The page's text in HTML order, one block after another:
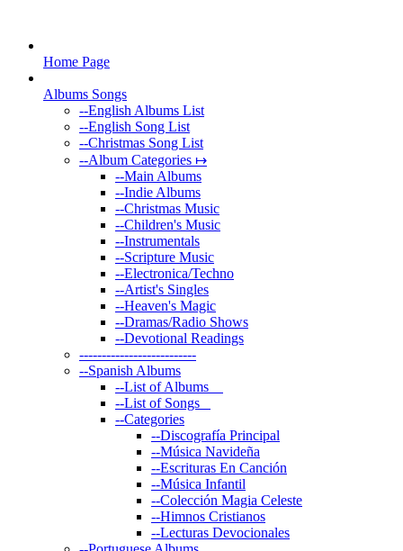
Home Page
Albums Songs
--English Albums List
--English Song List
--Christmas Song List
--Album Categories ↦
--Main Albums
--Indie Albums
--Christmas Music
--Children's Music
--Instrumentals
--Scripture Music
--Electronica/Techno
--Artist's Singles
--Heaven's Magic
--Dramas/Radio Shows
--Devotional Readings
--------------------------
--Spanish Albums
--List of Albums
--List of Songs
--Categories
--Discografía Principal
--Música Navideña
--Escrituras En Canción
--Música Infantil
--Colección Magia Celeste
--Himnos Cristianos
--Lecturas Devocionales